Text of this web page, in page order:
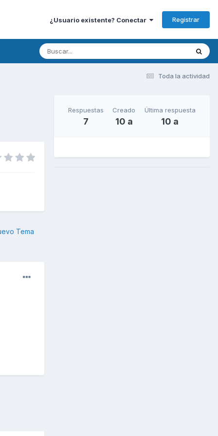
¿Usuario existente? Conectar Registrar
Toda la actividad
Tema
Respuestas
7
Creado
10 a
Última respuesta
10 a